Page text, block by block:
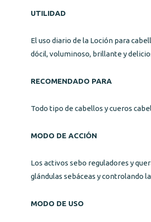
UTILIDAD
El uso diario de la Loción para
dócil, voluminoso, brillante y
RECOMENDADO PARA
Todo tipo de cabellos y cueros
MODO DE ACCIÓN
Los activos sebo reguladores y
glándulas sebáceas y controlando
MODO DE USO